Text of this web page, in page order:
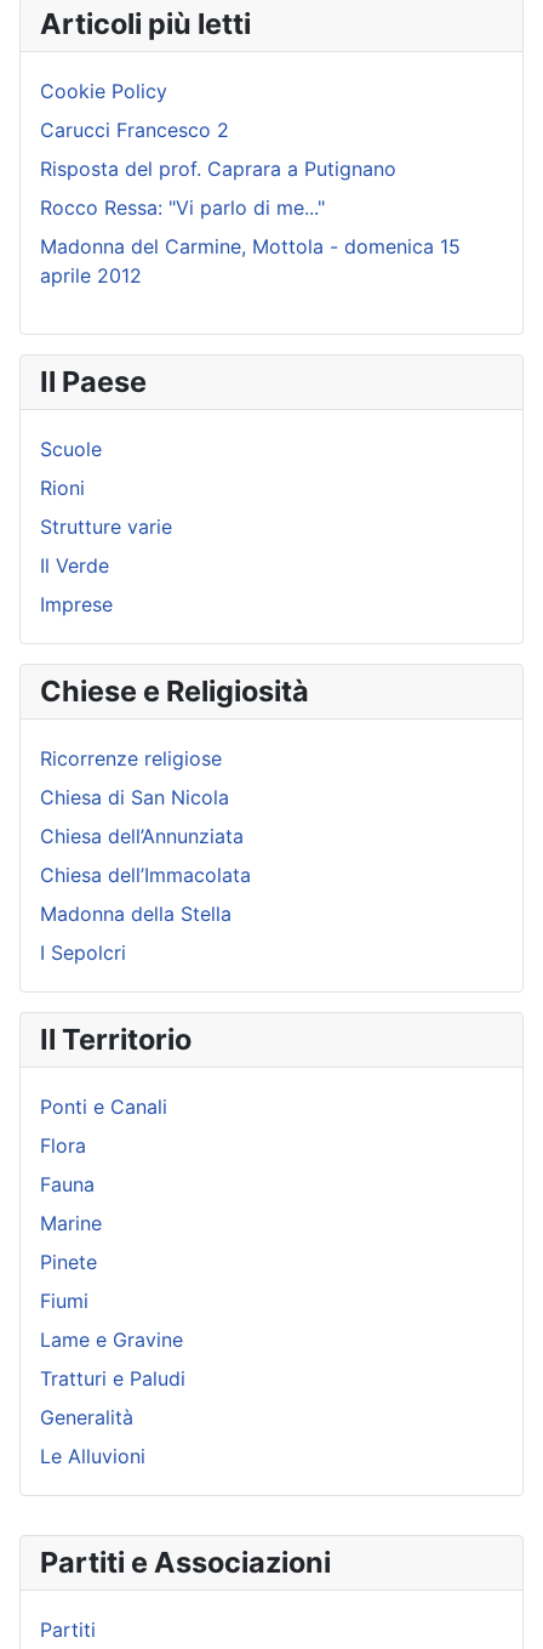
Partiti e Associazioni
Partiti
Articoli più letti
Cookie Policy
Carucci Francesco 2
Risposta del prof. Caprara a Putignano
Rocco Ressa: "Vi parlo di me..."
Madonna del Carmine, Mottola - domenica 15
aprile 2012
Il Paese
Scuole
Rioni
Strutture varie
Il Verde
Imprese
Chiese e Religiosità
Ricorrenze religiose
Chiesa di San Nicola
Chiesa dell’Annunziata
Chiesa dell’Immacolata
Madonna della Stella
I Sepolcri
Il Territorio
Ponti e Canali
Flora
Fauna
Marine
Pinete
Fiumi
Lame e Gravine
Tratturi e Paludi
Generalità
Le Alluvioni